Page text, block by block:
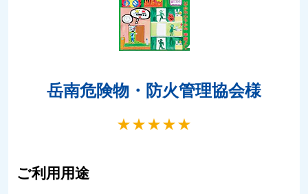
岳南危険物・防火管理協会様
★★★★★
ご利用用途